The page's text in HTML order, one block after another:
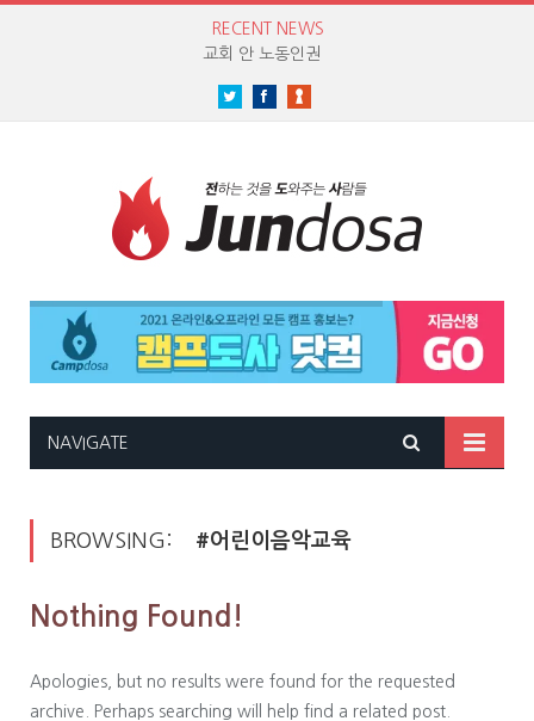
RECENT NEWS
교회 안 노동인권
TwitterFacebook
NAVIGATE
BROWSING: #어린이음악교육
Nothing Found!
Apologies, but no results were found for the requested
archive. Perhaps searching will help find a related post.